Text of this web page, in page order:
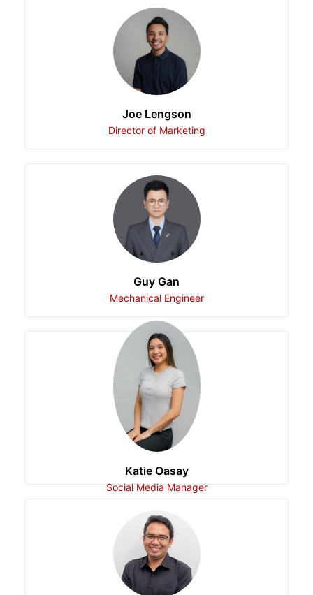
Joe Lengson
Director of Marketing
Guy Gan
Mechanical Engineer
Katie Oasay
Social Media Manager